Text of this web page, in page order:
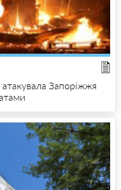
Запоріжжя